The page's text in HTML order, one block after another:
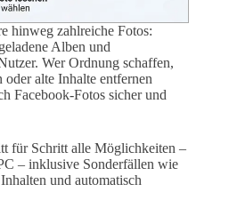
hinweg zahlreiche Fotos:
Alben und
Wer Ordnung schaffen,
oder alte Inhalte entfernen
Facebook-Fotos sicher und
für Schritt alle Möglichkeiten –
– inklusive Sonderfällen wie
und automatisch